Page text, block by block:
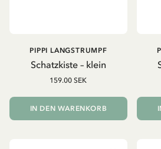
Schatzkiste – klein
PIPPI LANGSTRUMPF
159.00 SEK
IN DEN WARENKORB